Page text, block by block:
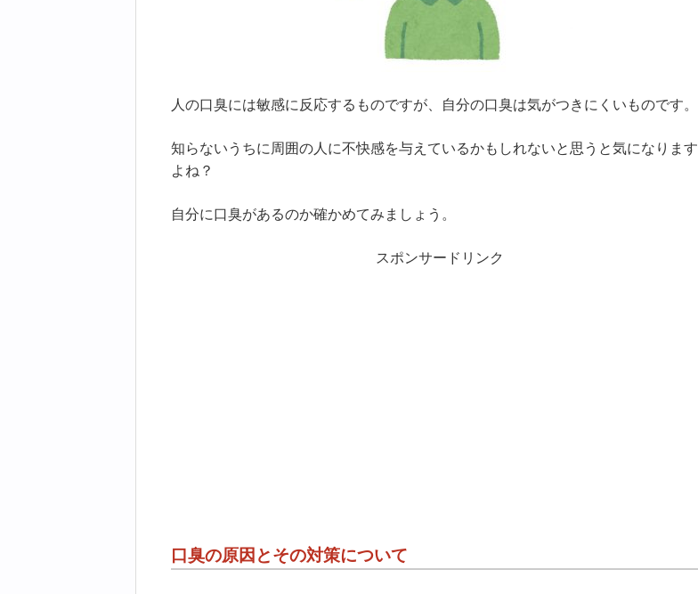
人の口臭には敏感に反応するものですが、自分の口臭は気がつきにくいものです。
知らないうちに周囲の人に不快感を与えているかもしれないと思うと気になります
よね？
自分に口臭があるのか確かめてみましょう。
スポンサードリンク
口臭の原因とその対策について